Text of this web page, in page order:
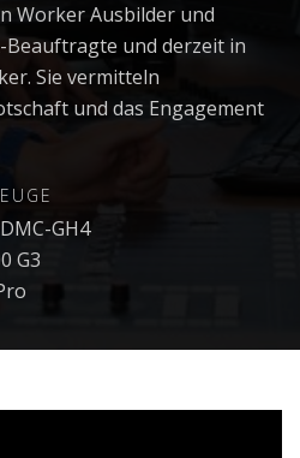
Worker Ausbilder und
Beauftragte und derzeit in
Sie vermitteln
und das Engagement
GH4
G3